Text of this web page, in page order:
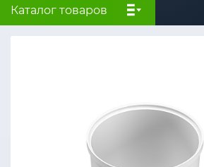
Каталог товаров